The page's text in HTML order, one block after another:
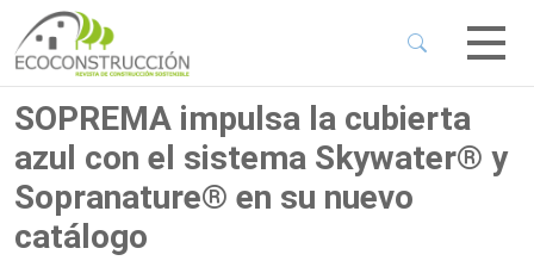
Menu
Menu
Menu
SOPREMA impulsa la cubierta
azul con el sistema Skywater® y
Sopranature® en su nuevo
catálogo